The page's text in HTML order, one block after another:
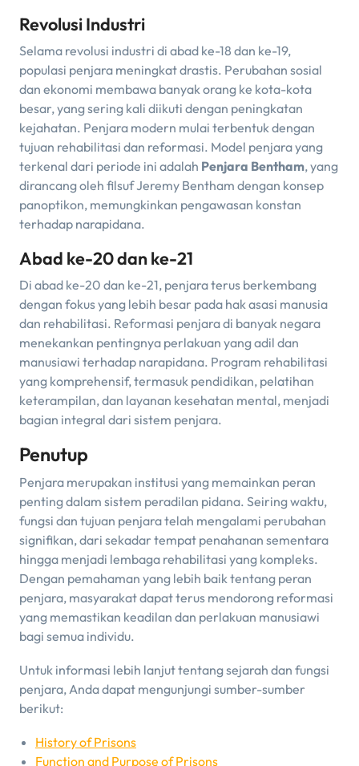
Revolusi Industri
Selama revolusi industri di abad ke-18 dan ke-19,
populasi penjara meningkat drastis. Perubahan sosial
dan ekonomi membawa banyak orang ke kota-kota
besar, yang sering kali diikuti dengan peningkatan
kejahatan. Penjara modern mulai terbentuk dengan
tujuan rehabilitasi dan reformasi. Model penjara yang
terkenal dari periode ini adalah Penjara Bentham, yang
dirancang oleh filsuf Jeremy Bentham dengan konsep
panoptikon, memungkinkan pengawasan konstan
terhadap narapidana.
Abad ke-20 dan ke-21
Di abad ke-20 dan ke-21, penjara terus berkembang
dengan fokus yang lebih besar pada hak asasi manusia
dan rehabilitasi. Reformasi penjara di banyak negara
menekankan pentingnya perlakuan yang adil dan
manusiawi terhadap narapidana. Program rehabilitasi
yang komprehensif, termasuk pendidikan, pelatihan
keterampilan, dan layanan kesehatan mental, menjadi
bagian integral dari sistem penjara.
Penutup
Penjara merupakan institusi yang memainkan peran
penting dalam sistem peradilan pidana. Seiring waktu,
fungsi dan tujuan penjara telah mengalami perubahan
signifikan, dari sekadar tempat penahanan sementara
hingga menjadi lembaga rehabilitasi yang kompleks.
Dengan pemahaman yang lebih baik tentang peran
penjara, masyarakat dapat terus mendorong reformasi
yang memastikan keadilan dan perlakuan manusiawi
bagi semua individu.
Untuk informasi lebih lanjut tentang sejarah dan fungsi
penjara, Anda dapat mengunjungi sumber-sumber
berikut:
History of Prisons
Function and Purpose of Prisons